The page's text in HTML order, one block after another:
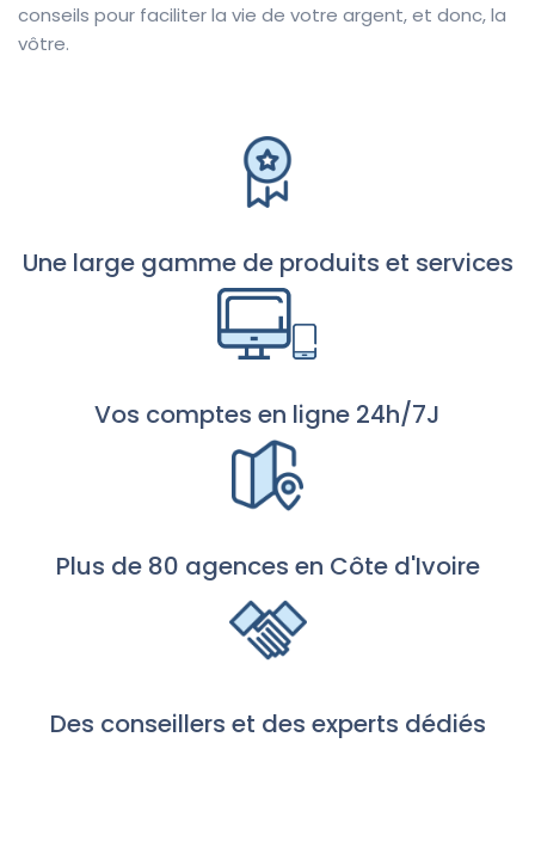
conseils pour faciliter la vie de votre argent, et donc, la
vôtre.
Une large gamme de produits et services
Vos comptes en ligne 24h/7J
Plus de 80 agences en Côte d'Ivoire
Des conseillers et des experts dédiés